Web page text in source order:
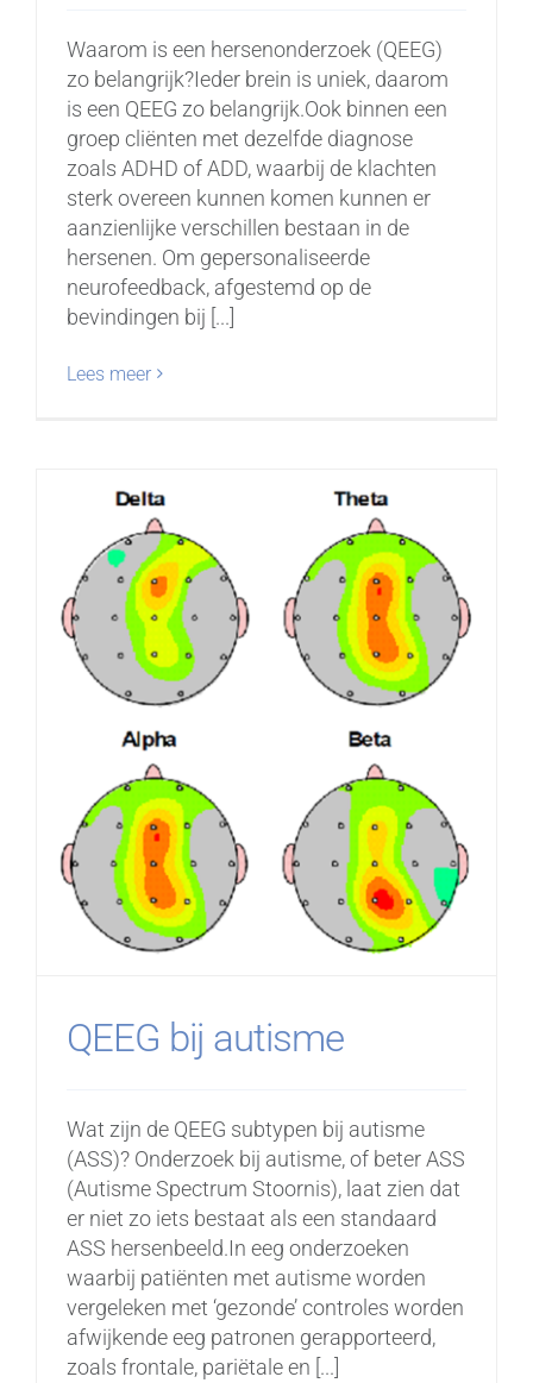
Waarom is een hersenonderzoek (QEEG)
zo belangrijk?Ieder brein is uniek, daarom
is een QEEG zo belangrijk.Ook binnen een
groep cliënten met dezelfde diagnose
zoals ADHD of ADD, waarbij de klachten
sterk overeen kunnen komen kunnen er
aanzienlijke verschillen bestaan in de
hersenen. Om gepersonaliseerde
neurofeedback, afgestemd op de
bevindingen bij [...]
Lees meer
QEEG bij autisme
Wat zijn de QEEG subtypen bij autisme
(ASS)? Onderzoek bij autisme, of beter ASS
(Autisme Spectrum Stoornis), laat zien dat
er niet zo iets bestaat als een standaard
ASS hersenbeeld.In eeg onderzoeken
waarbij patiënten met autisme worden
vergeleken met ‘gezonde’ controles worden
afwijkende eeg patronen gerapporteerd,
zoals frontale, pariëtale en [...]